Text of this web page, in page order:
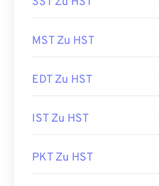
MST Zu HST
EDT Zu HST
IST Zu HST
PKT Zu HST